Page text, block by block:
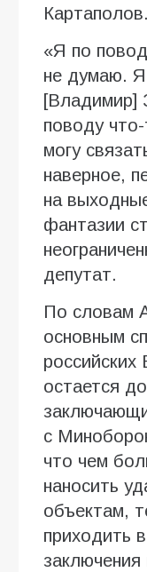
Картаполов.
«Я по
не думаю.
[Владимир]
поводу
могу
наверное,
на
фантазии
депутат.
По словам
основным
остается
с
что чем
наносить
объектам,
приходить
заключения